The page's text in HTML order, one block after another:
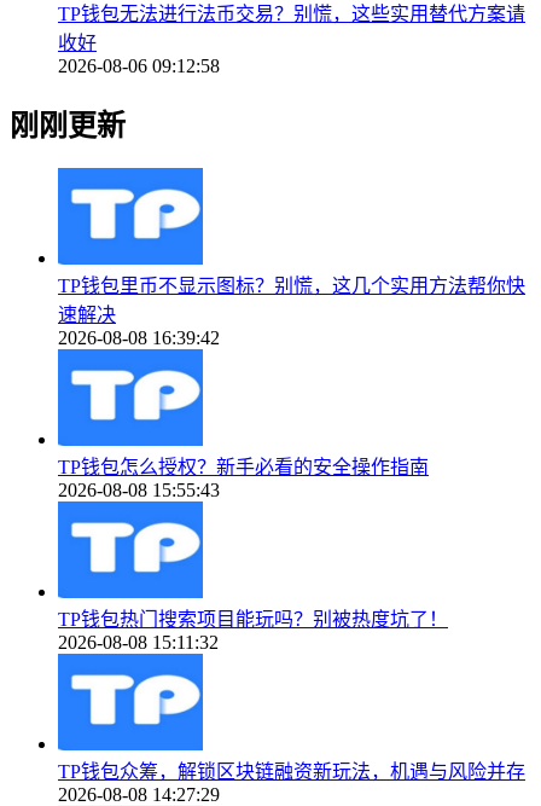
TP钱包无法进行法币交易？别慌，这些实用替代方案请
收好
2026-08-06 09:12:58
刚刚更新
TP钱包里币不显示图标？别慌，这几个实用方法帮你快
速解决
2026-08-08 16:39:42
TP钱包怎么授权？新手必看的安全操作指南
2026-08-08 15:55:43
TP钱包热门搜索项目能玩吗？别被热度坑了！
2026-08-08 15:11:32
TP钱包众筹，解锁区块链融资新玩法，机遇与风险并存
2026-08-08 14:27:29